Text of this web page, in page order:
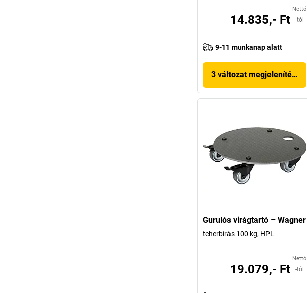
Nettó
14.835,- Ft -tól
9-11 munkanap alatt
3 változat megjelenítése
Gurulós virágtartó – Wagner
teherbírás 100 kg, HPL
Nettó
19.079,- Ft -tól